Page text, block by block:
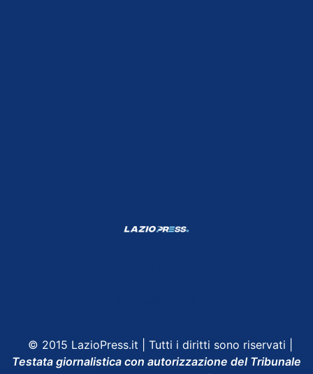
© 2015 LazioPress.it | Tutti i diritti sono riservati |
Testata giornalistica con autorizzazione del Tribunale